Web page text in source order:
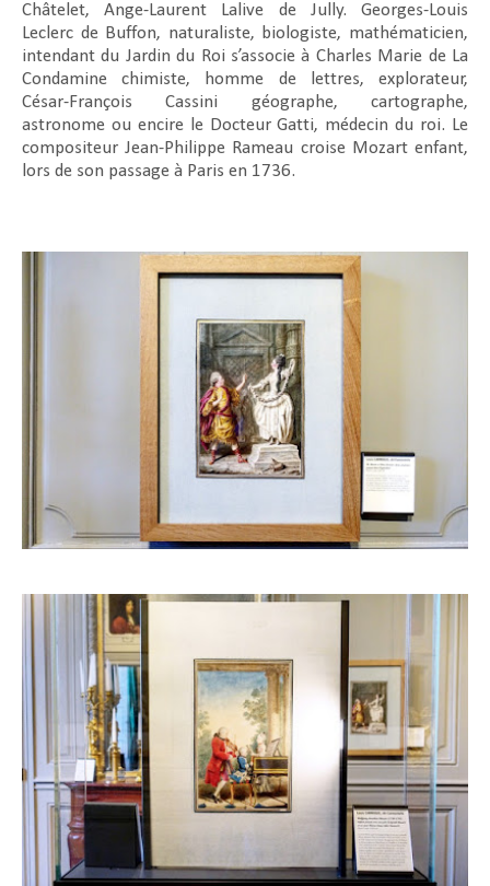
Châtelet, Ange-Laurent Lalive de Jully. Georges-Louis
Leclerc de Buffon, naturaliste, biologiste, mathématicien,
intendant du Jardin du Roi s’associe à Charles Marie de La
Condamine chimiste, homme de lettres, explorateur,
César-François Cassini géographe, cartographe,
astronome ou encire le Docteur Gatti, médecin du roi. Le
compositeur Jean-Philippe Rameau croise Mozart enfant,
lors de son passage à Paris en 1736.